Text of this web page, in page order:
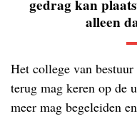
gedrag kan
alleen
Het college van
terug mag keren op de
meer mag begeleiden